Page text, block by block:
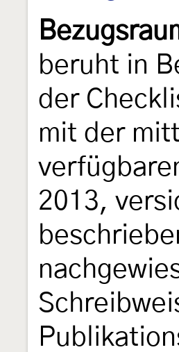
beruht in
der
mit der
2013,